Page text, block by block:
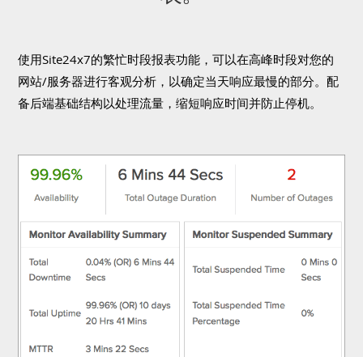
使用Site24x7的繁忙时段报表功能，可以在高峰时段对您的
网站/服务器进行客观分析，以确定当天响应最慢的部分。配
备后端基础结构以处理流量，缩短响应时间并防止停机。